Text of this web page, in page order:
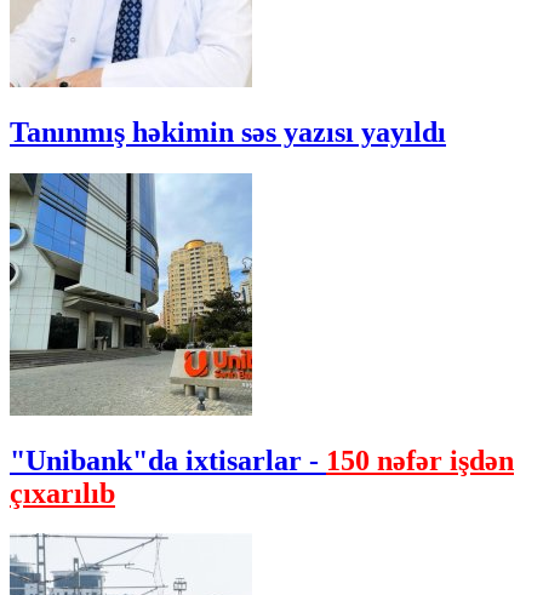
Tanınmış həkimin səs yazısı yayıldı
"Unibank"da ixtisarlar - 150 nəfər işdən
çıxarılıb